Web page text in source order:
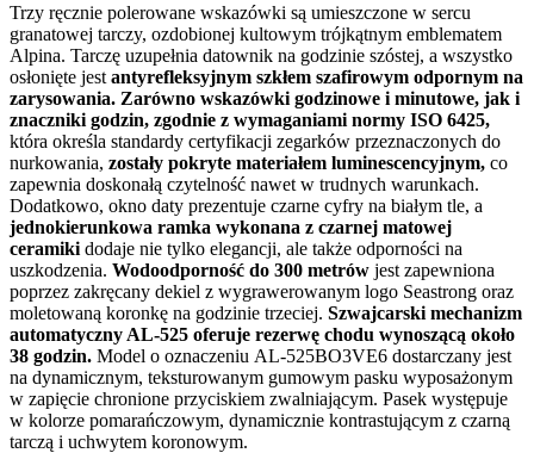
Trzy ręcznie polerowane wskazówki są umieszczone w sercu
granatowej tarczy, ozdobionej kultowym trójkątnym emblematem
Alpina. Tarczę uzupełnia datownik na godzinie szóstej, a wszystko
osłonięte jest antyrefleksyjnym szkłem szafirowym odpornym na
zarysowania. Zarówno wskazówki godzinowe i minutowe, jak i
znaczniki godzin, zgodnie z wymaganiami normy ISO 6425,
która określa standardy certyfikacji zegarków przeznaczonych do
nurkowania, zostały pokryte materiałem luminescencyjnym, co
zapewnia doskonałą czytelność nawet w trudnych warunkach.
Dodatkowo, okno daty prezentuje czarne cyfry na białym tle, a
jednokierunkowa ramka wykonana z czarnej matowej
ceramiki dodaje nie tylko elegancji, ale także odporności na
uszkodzenia. Wodoodporność do 300 metrów jest zapewniona
poprzez zakręcany dekiel z wygrawerowanym logo Seastrong oraz
moletowaną koronkę na godzinie trzeciej. Szwajcarski mechanizm
automatyczny AL-525 oferuje rezerwę chodu wynoszącą około
38 godzin. Model o oznaczeniu AL-525BO3VE6 dostarczany jest
na dynamicznym, teksturowanym gumowym pasku wyposażonym
w zapięcie chronione przyciskiem zwalniającym. Pasek występuje
w kolorze pomarańczowym, dynamicznie kontrastującym z czarną
tarczą i uchwytem koronowym.